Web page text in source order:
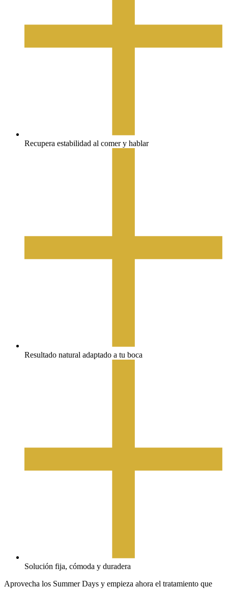
Recupera estabilidad al comer y hablar
Resultado natural adaptado a tu boca
Solución fija, cómoda y duradera
Aprovecha los Summer Days y empieza ahora el tratamiento que